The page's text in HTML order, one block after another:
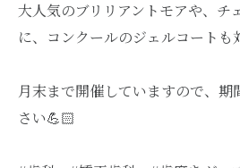
大人気のブリリアントモアや、チ
に、コンクールのジェルコート
月末まで開催していますので、期
さい💪🏻